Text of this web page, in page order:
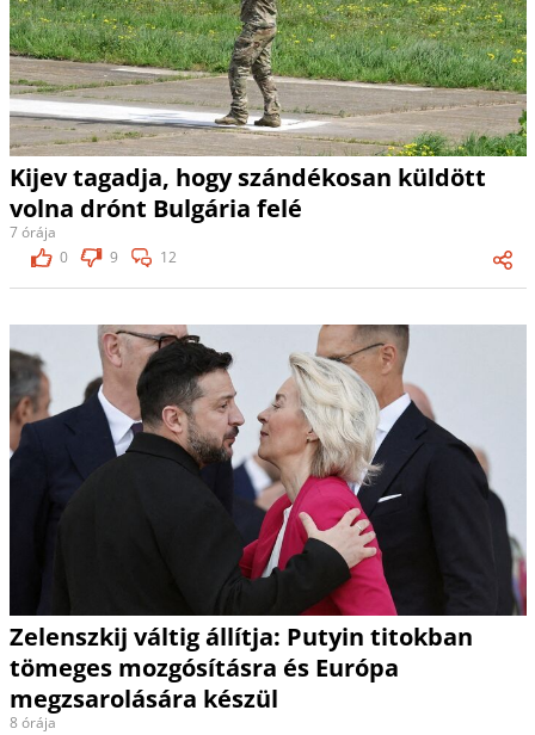
Kijev tagadja, hogy szándékosan küldött
volna drónt Bulgária felé
7 órája
0
9 12
Zelenszkij váltig állítja: Putyin titokban
tömeges mozgósításra és Európa
megzsarolására készül
8 órája